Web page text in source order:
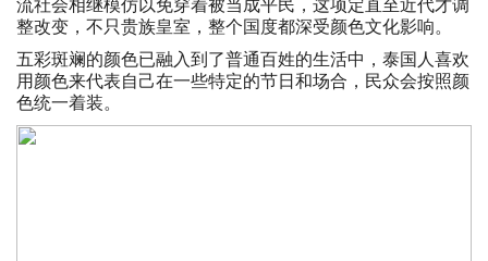
流社会相继模仿以免穿着被当成平民，这项定直至近代才调
整改变，不只贵族皇室，整个国度都深受颜色文化影响。
五彩斑斓的颜色已融入到了普通百姓的生活中，泰国人喜欢
用颜色来代表自己在一些特定的节日和场合，民众会按照颜
色统一着装。